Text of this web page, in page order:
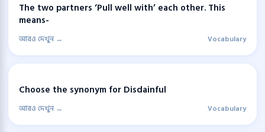
The two partners ‘Pull well with’ each other. This
means-
আরও দেখুন → Vocabulary
Choose the synonym for Disdainful
আরও দেখুন → Vocabulary